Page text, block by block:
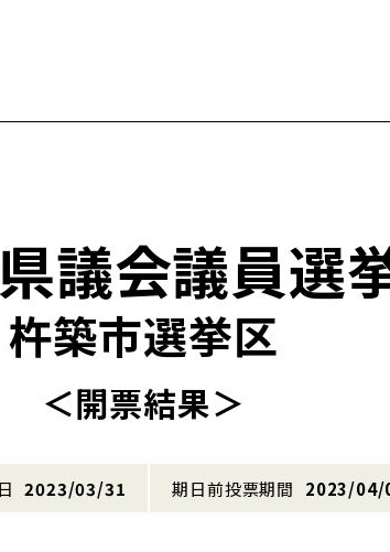
議会議員選
杵築市選挙区
＜開票結果＞
2023/03/31 期日前投票期間 2023/04/